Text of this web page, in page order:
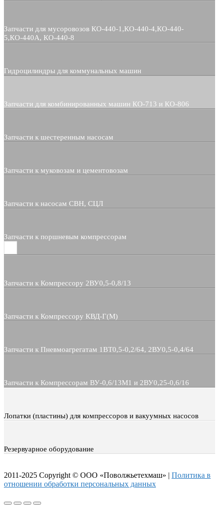
Запчасти для мусоровозов КО-440-1,КО-440-4,КО-440-
5,КО-440А, КО-440-8
Гидроцилиндры для коммунальных машин
Запчасти для комбинированных машин КО-713 и КО-806
Запчасти к шестеренным насосам
Запчасти к муковозам и цементовозам
Запчасти к насосам СВН, СЦЛ
Запчасти к поршневым компрессорам
Запчасти к Компрессору 2ВУ0,5-0,8/13
Запчасти к Компрессору КВД-Г(М)
Запчасти к Пневмоагрегатам 1ВТ0,5-0,2/64, 2ВУ0,5-0,4/64
Запчасти к Компрессорам ВУ-0,6/13М1 и 2ВУ0,25-0,6/16
Лопатки (пластины) для компрессоров и вакуумных насосов
Резервуарное оборудование
2011-2025 Copyright © ООО «Поволжьетехмаш» | Политика в
отношении обработки персональных данных